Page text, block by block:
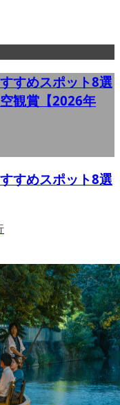
すめスポット8選
観賞【2026年
すめスポット8選